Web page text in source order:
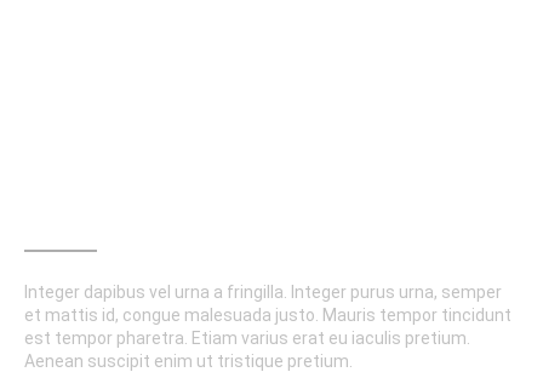
Integer dapibus vel urna a fringilla. Integer purus urna, semper
et mattis id, congue malesuada justo. Mauris tempor tincidunt
est tempor pharetra. Etiam varius erat eu iaculis pretium.
Aenean suscipit enim ut tristique pretium.